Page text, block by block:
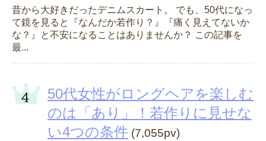
昔から大好きだったデニムスカート。 でも、50代になっ
て鏡を見ると『なんだか若作り？』『痛く見えてないか
な？』と不安になることはありませんか？ この記事を
最...
50代女性がロングヘアを楽しむ
のは「あり」！若作りに見せな
い4つの条件 (7,055pv)